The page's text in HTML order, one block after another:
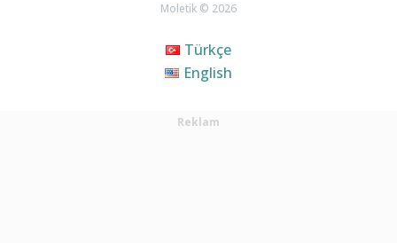
Moletik © 2026
Türkçe
English
Reklam